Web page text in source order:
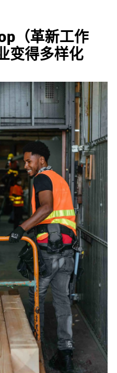
（革新工作
变得多样化